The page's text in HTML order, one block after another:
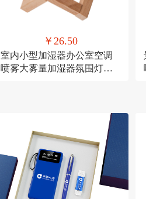
￥26.50
室内小型加湿器办公室空调
喷雾大雾量加湿器氛围灯